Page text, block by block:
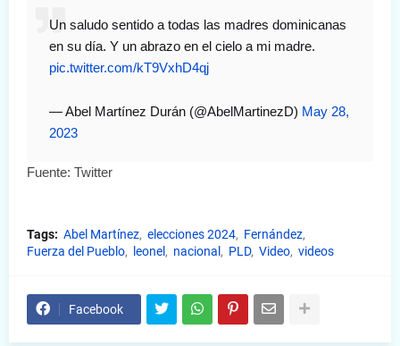
Un saludo sentido a todas las madres dominicanas
en su día. Y un abrazo en el cielo a mi madre.
pic.twitter.com/kT9VxhD4qj
— Abel Martínez Durán (@AbelMartinezD) May 28,
2023
Fuente: Twitter
Tags: Abel Martínez elecciones 2024
Fernández
Fuerza del Pueblo
leonel nacional PLD Video videos
Facebook